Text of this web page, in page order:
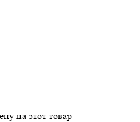
на этот товар